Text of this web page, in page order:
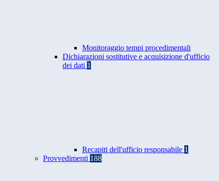
Monitoraggio tempi procedimentali
Dichiarazioni sostitutive e acquisizione d'ufficio
dei dati 1
Recapiti dell'ufficio responsabile 1
Provvedimenti 188